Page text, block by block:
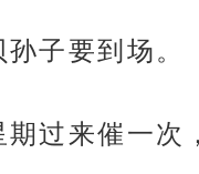
子要到场。
过来催一次